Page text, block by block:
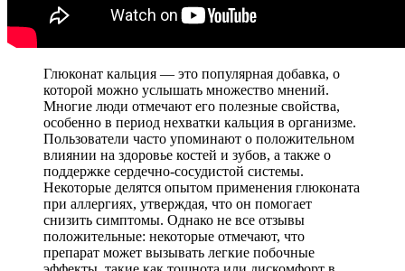
Глюконат кальция — это популярная добавка, о
которой можно услышать множество мнений.
Многие люди отмечают его полезные свойства,
особенно в период нехватки кальция в организме.
Пользователи часто упоминают о положительном
влиянии на здоровье костей и зубов, а также о
поддержке сердечно-сосудистой системы.
Некоторые делятся опытом применения глюконата
при аллергиях, утверждая, что он помогает
снизить симптомы. Однако не все отзывы
положительные: некоторые отмечают, что
препарат может вызывать легкие побочные